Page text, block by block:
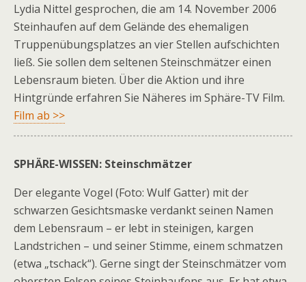
Lydia Nittel gesprochen, die am 14. November 2006
Steinhaufen auf dem Gelände des ehemaligen
Truppenübungsplatzes an vier Stellen aufschichten
ließ. Sie sollen dem seltenen Steinschmätzer einen
Lebensraum bieten. Über die Aktion und ihre
Hintgründe erfahren Sie Näheres im Sphäre-TV Film.
Film ab >>
SPHÄRE-WISSEN: Steinschmätzer
Der elegante Vogel (Foto: Wulf Gatter) mit der
schwarzen Gesichtsmaske verdankt seinen Namen
dem Lebensraum – er lebt in steinigen, kargen
Landstrichen – und seiner Stimme, einem schmatzen
(etwa „tschack“). Gerne singt der Steinschmätzer vom